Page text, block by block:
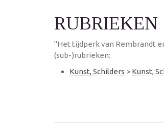
RUBRIEKEN
"Het tijdperk van Rembrandt
(sub-)rubrieken:
Kunst, Schilders > Kunst,